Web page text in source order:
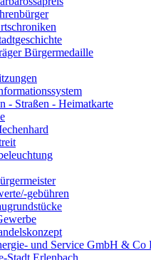
Bürgermedaille
- Straßen - Heimatkarte
gebühren
und Service GmbH & Co
Stadt Erlenbach